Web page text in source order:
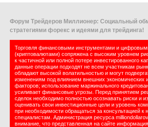
Форум Трейдеров Миллионер: Социальный
стратегиями форекс и идеями для трейдинга!
Торговля финансовыми инструментами и
(криптовалютами) сопряжена с высоким уровнем
к частичной или полной потере инвестированного
данные операции подходят не всем участникам
обладают высокой волатильностью и могут
изменениям под влиянием внешних экономических
факторов; использование маржинального
усиливает финансовые угрозы. Перед принятием
сделок необходимо полностью осознавать риски и
оценивать свои инвестиционные цели и уровень
при необходимости обращаться за консультацией к
специалистам. Администрация ресурса
внимание, что представленная на сайте